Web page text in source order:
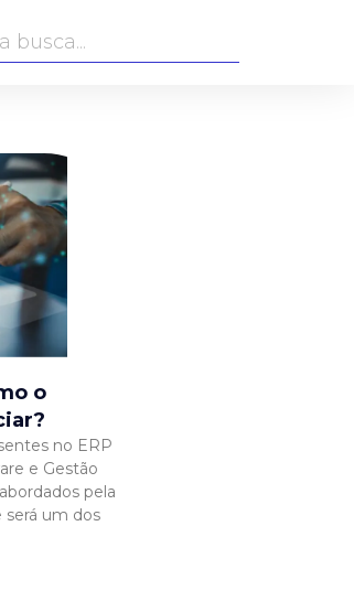
o
no ERP
e Gestão
pela
será um dos